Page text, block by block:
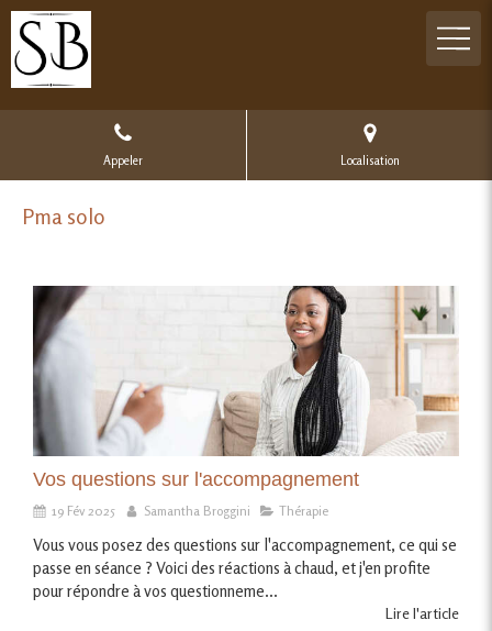
Appeler Localisation
Pma solo
Vos questions sur l'accompagnement
19 Fév 2025 Samantha Broggini Thérapie
Vous vous posez des questions sur l'accompagnement, ce qui se
passe en séance ? Voici des réactions à chaud, et j'en profite
pour répondre à vos questionneme...
Lire l'article